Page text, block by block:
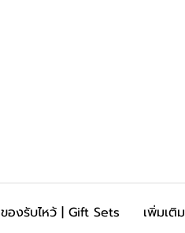
ของรับไหว้ | Gift Sets เพิ่มเติม